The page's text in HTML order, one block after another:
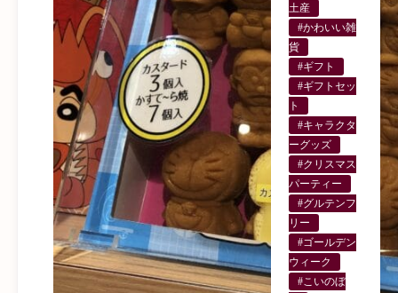
土産
#かわいい雑
貨
#ギフト
#ギフトセッ
ト
#キャラクタ
ーグッズ
#クリスマス
パーティー
#グルテンフ
リー
#ゴールデン
ウィーク
#こいのぼ